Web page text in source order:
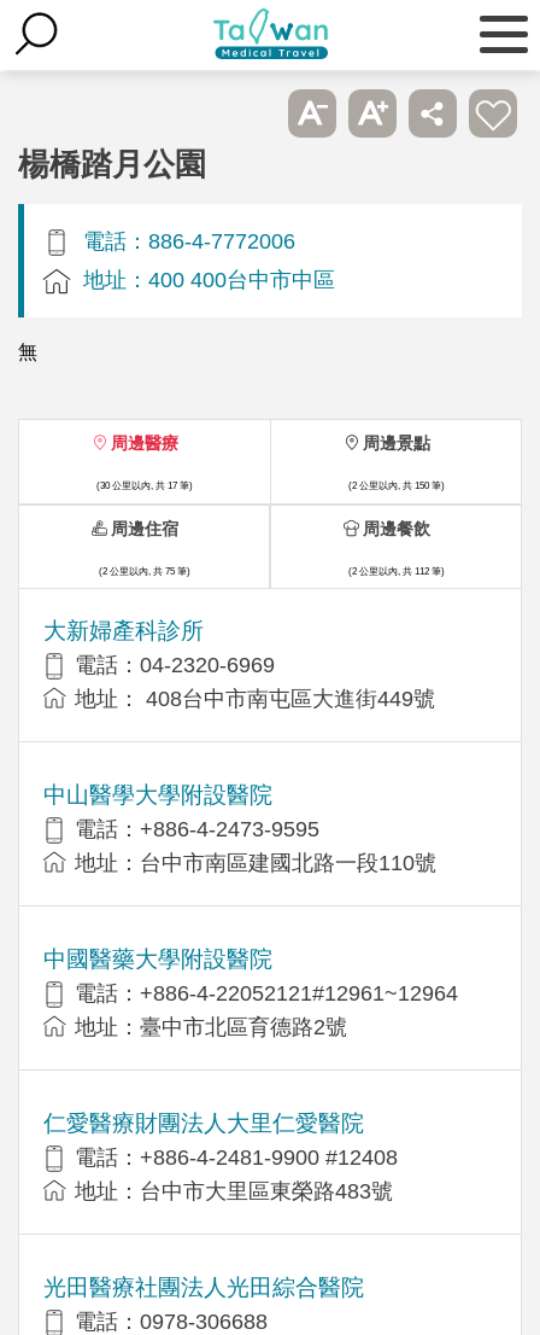
楊橋踏月公園
電話：886-4-7772006
地址：400 400台中市中區
無
周邊醫療
(30 公里以內, 共 17 筆)
大新婦產科診所
電話：04-2320-6969
地址： 408台中市南屯區大進街449號
中山醫學大學附設醫院
電話：+886-4-2473-9595
地址：台中市南區建國北路一段110號
中國醫藥大學附設醫院
電話：+886-4-22052121#12961~12964
地址：臺中市北區育德路2號
仁愛醫療財團法人大里仁愛醫院
電話：+886-4-2481-9900 #12408
地址：台中市大里區東榮路483號
光田醫療社團法人光田綜合醫院
電話：0978-306688
周邊景點
(2 公里以內, 共 150 筆)
周邊住宿
(2 公里以內, 共 75 筆)
周邊餐飲
(2 公里以內, 共 112 筆)